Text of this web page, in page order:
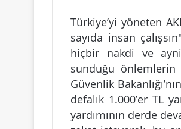
Türkiye’yi yöneten
sayıda insan
hiçbir nakdi ve
sunduğu önlemlerin
Güvenlik
defalık 1.000’er TL
yardımının derde